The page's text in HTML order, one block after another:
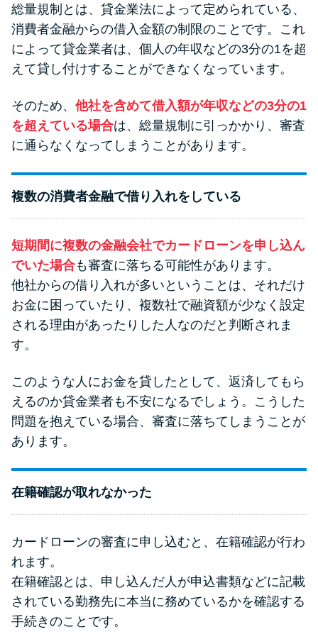
未成年でもお金を借りられる？
学生がお金を借りる方法があ
る？
学生がお金を借りる方法は？親
へのバレにくさや将来への影響
を解説
は要注意！
090金融（闇金）からお金を借り
てはいけない理由と借りた場合
の対処法
申し込みブラックとは?判断の目
ブラックでもお金を借りるに
は？3つの判断基準と工面法
る？ 自分がブラックか確かめる
方法
アコムとレイクどっちがいい
の？ カードローンの選び方を徹
プロミスの返済方法を徹底解
総量規制とは、貸金業法によって定められている、
消費者金融からの借入金額の制限のことです。これ
によって貸金業者は、個人の年収などの3分の1を超
えて貸し付けすることができなくなっています。
そのため、 他社を含めて借入額が年収などの3分の1
を超えている場合は、総量規制に引っかかり、審査
に通らなくなってしまうことがあります。
複数の消費者金融で借り入れをしている
短期間に複数の金融会社でカードローンを申し込ん
でいた場合も審査に落ちる可能性があります。
他社からの借り入れが多いということは、それだけ
お金に困っていたり、複数社で融資額が少なく設定
される理由があったりした人なのだと判断されま
す。
このような人にお金を貸したとして、返済してもら
えるのか貸金業者も不安になるでしょう。こうした
問題を抱えている場合、審査に落ちてしまうことが
あります。
在籍確認が取れなかった
カードローンの審査に申し込むと、在籍確認が行わ
れます。
在籍確認とは、申し込んだ人が申込書類などに記載
されている勤務先に本当に務めているかを確認する
手続きのことです。